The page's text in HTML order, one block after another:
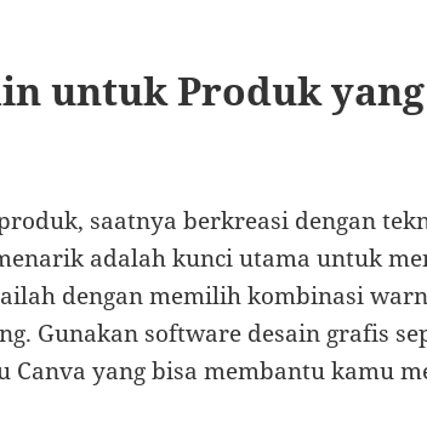
untuk Produk yang
saatnya berkreasi dengan
adalah kunci utama untuk
dengan memilih kombinasi
Gunakan software desain grafis
yang bisa membantu kamu